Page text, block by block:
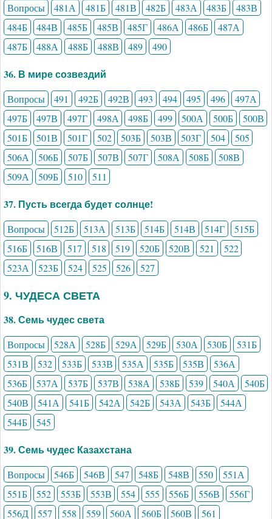
Вопросы 481А 481Б 481В 482Б 483А 483Б
483В
484Б
484В 485Б 485В 485Г 486А 486Б
487А
487Б
488А 488Б 488В 489 490
36. В мире созвездий
Вопросы 491 492Б 492В 493 494 495 496
497А
497Б
497В 497Г 498А 498Б 499 500А 500Б
500В
501Б
501В 501Г 502 503Б 503В 503Г 504
505
506А
506Б 507Б 507В 507Г 508А 508Б
508В
509А
509Б 510 511
37. Пусть всегда будет солнце!
Вопросы 512Б 513А 513Б 514Б 514В 514Г
515Б
516Б
516В 517 518 519 520Б 520В 521
522
523А
523Б 524 525 526 527
9. ЧУДЕСА СВЕТА
38. Семь чудес света
Вопросы 528А 528Б 529А 529Б 530А 530Б
531Б
531В
532 533Б 533В 535А 535Б 535В
536А
536Б
537А 537Б 537В 538А 538Б 539 540А
540Б
540В
541А 541Б 542А 542Б 543А 543Б
544А
544Б
545
39. Семь чудес Казахстана
Вопросы 546Б 546В 547 548Б 548В 550
551А
551Б
552 553Б 553В 554 555 556Б 556В
556Г
556Д
557 558 559 560А 560Б 560В 561